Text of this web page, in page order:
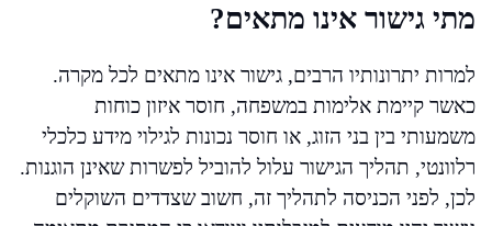
מתי גישור אינו מתאים?
למרות יתרונותיו הרבים, גישור אינו מתאים לכל מקרה.
כאשר קיימת אלימות במשפחה, חוסר איזון כוחות
משמעותי בין בני הזוג, או חוסר נכונות לגילוי מידע כלכלי
רלוונטי, תהליך הגישור עלול להוביל לפשרות שאינן הוגנות.
לכן, לפני הכניסה לתהליך זה, חשוב שצדדים השוקלים